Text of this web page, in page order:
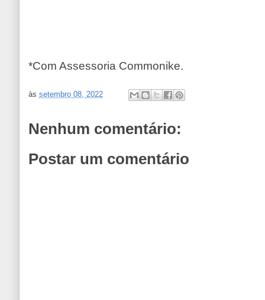
*Com Assessoria Commonike.
àssetembro 08, 2022
Nenhum comentário:
Postar um comentário